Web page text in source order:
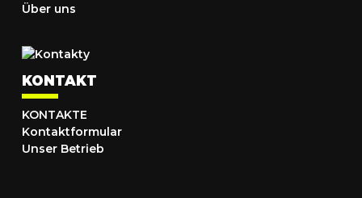
Über uns
KONTAKT
KONTAKTE
Kontaktformular
Unser Betrieb